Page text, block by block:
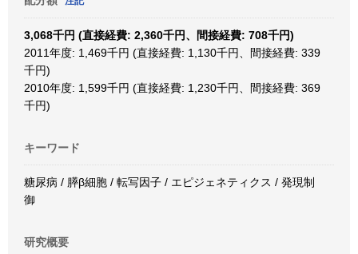
3,068千円 (直接経費: 2,360千円、間接経費: 708千円)
2011年度: 1,469千円 (直接経費: 1,130千円、間接経費: 339
千円)
2010年度: 1,599千円 (直接経費: 1,230千円、間接経費: 369
千円)
キーワード
糖尿病 / 膵β細胞 / 転写因子 / エピジェネティクス / 発現制
御
研究概要